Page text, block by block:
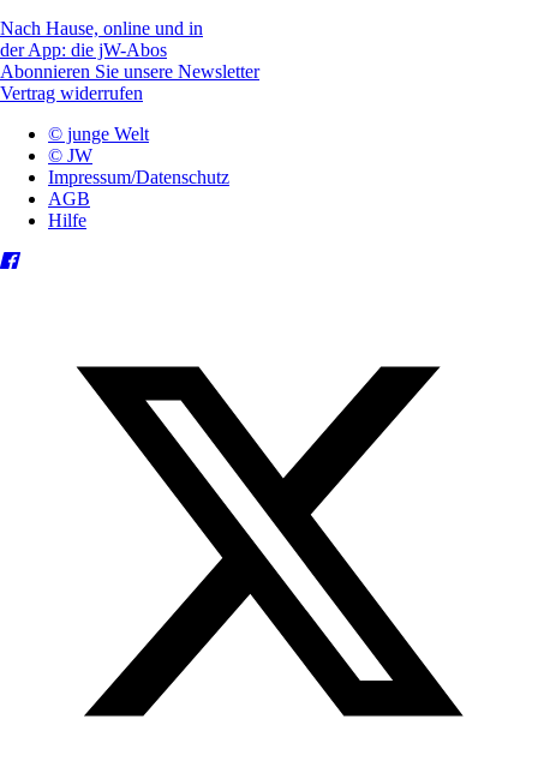
Nach Hause, online und in
der App: die jW-Abos
Abonnieren Sie unsere Newsletter
Vertrag widerrufen
© junge Welt
© JW
Impressum/Datenschutz
AGB
Hilfe